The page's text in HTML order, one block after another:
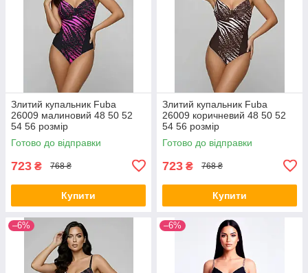
Злитий купальник Fuba
26009 малиновий 48 50 52
54 56 розмір
Готово до відправки
723 ₴ 768 ₴
Купити
Злитий купальник Fuba
26009 коричневий 48 50 52
54 56 розмір
Готово до відправки
723 ₴ 768 ₴
Купити
–6% –6%